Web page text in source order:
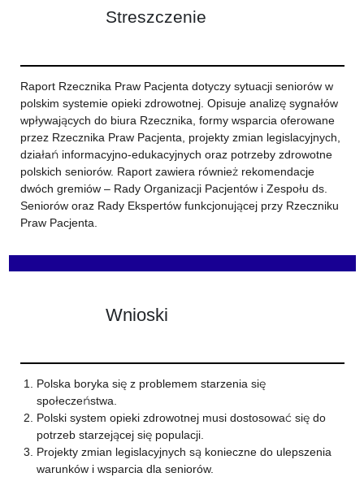
Streszczenie
Raport Rzecznika Praw Pacjenta dotyczy sytuacji seniorów w
polskim systemie opieki zdrowotnej. Opisuje analizę sygnałów
wpływających do biura Rzecznika, formy wsparcia oferowane
przez Rzecznika Praw Pacjenta, projekty zmian legislacyjnych,
działań informacyjno-edukacyjnych oraz potrzeby zdrowotne
polskich seniorów. Raport zawiera również rekomendacje
dwóch gremiów – Rady Organizacji Pacjentów i Zespołu ds.
Seniorów oraz Rady Ekspertów funkcjonującej przy Rzeczniku
Praw Pacjenta.
Wnioski
Polska boryka się z problemem starzenia się
społeczeństwa.
Polski system opieki zdrowotnej musi dostosować się do
potrzeb starzejącej się populacji.
Projekty zmian legislacyjnych są konieczne do ulepszenia
warunków i wsparcia dla seniorów.